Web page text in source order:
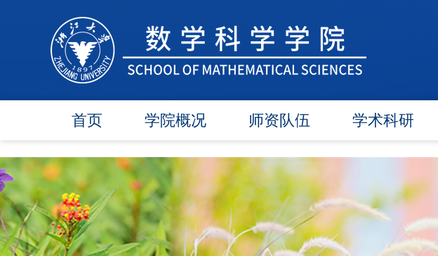
首页 学院概况
学院简介
学院领导
各委员会
师资队伍
在任教师
博导师资
硕导师资
学术科研
学术团队
学术活动
信息公告